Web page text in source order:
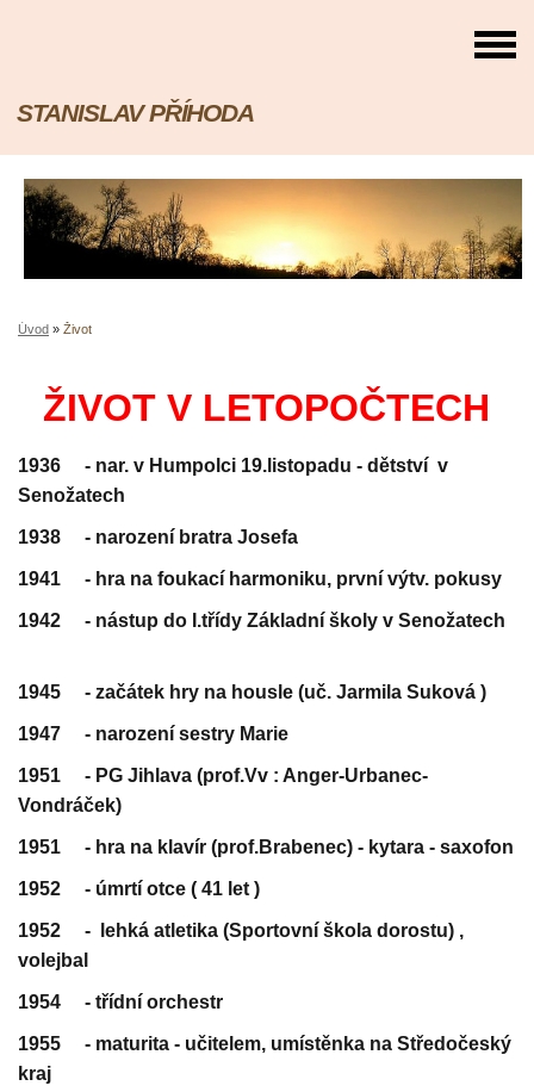
STANISLAV PŘÍHODA
Úvod » Život
ŽIVOT V LETOPOČTECH
1936 - nar. v Humpolci 19.listopadu - dětství v
Senožatech
1938 - narození bratra Josefa
1941 - hra na foukací harmoniku, první výtv. pokusy
1942 - nástup do I.třídy Základní školy v Senožatech
1945 - začátek hry na housle (uč. Jarmila Suková )
1947 - narození sestry Marie
1951 - PG Jihlava (prof.Vv : Anger-Urbanec-
Vondráček)
1951 - hra na klavír (prof.Brabenec) - kytara - saxofon
1952 - úmrtí otce ( 41 let )
1952 - lehká atletika (Sportovní škola dorostu) ,
volejbal
1954 - třídní orchestr
1955 - maturita - učitelem, umístěnka na Středočeský
kraj